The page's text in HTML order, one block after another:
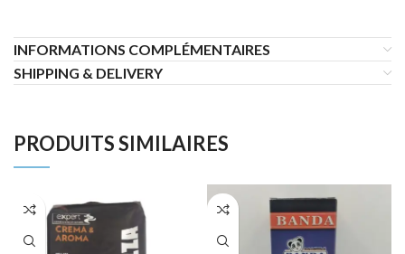
INFORMATIONS COMPLÉMENTAIRES
SHIPPING & DELIVERY
PRODUITS SIMILAIRES